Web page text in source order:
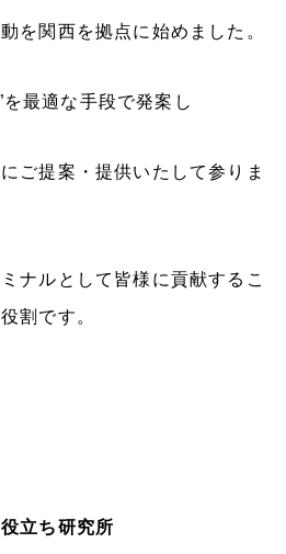
場店
を関西を拠点に始めました。
を最適な手段で発案し
ご提案・提供いたして参りま
ナルとして皆様に貢献するこ
割です。
立ち研究所